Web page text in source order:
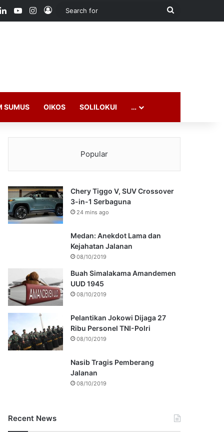
LinkedInYouTubeInstagram
Log In
Search
SUMUS OIKOS SOLILOKUI …
Popular
Chery Tiggo V, SUV Crossover
3-in-1 Serbaguna
24 mins ago
Medan: Anekdot Lama dan
Kejahatan Jalanan
08/10/2019
Buah Simalakama Amandemen
UUD 1945
08/10/2019
Pelantikan Jokowi Dijaga 27
Ribu Personel TNI-Polri
08/10/2019
Nasib Tragis Pemberang
Jalanan
08/10/2019
Recent News